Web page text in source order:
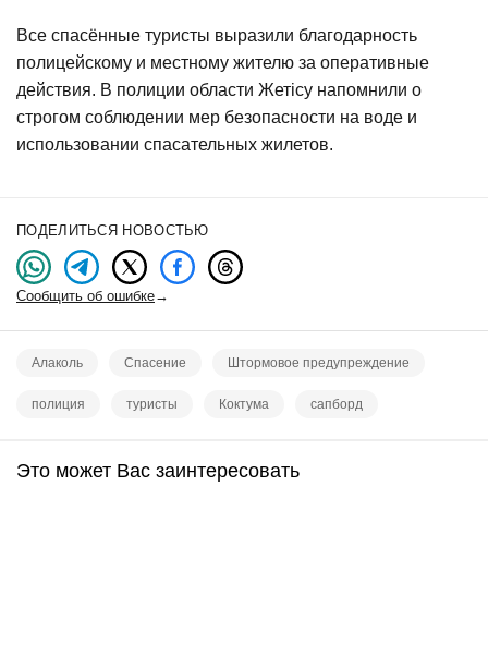
Все спасённые туристы выразили благодарность
полицейскому и местному жителю за оперативные
действия. В полиции области Жетісу напомнили о
строгом соблюдении мер безопасности на воде и
использовании спасательных жилетов.
ПОДЕЛИТЬСЯ НОВОСТЬЮ
Сообщить об ошибке→
Алаколь Спасение Штормовое предупреждение
полиция туристы Коктума сапборд
Это может Вас заинтересовать